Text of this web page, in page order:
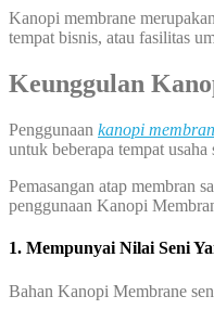
Kanopi membrane
tempat bisnis, atau fasilitas
Keunggulan
Penggunaan kanopi
untuk beberapa tempat
Pemasangan atap membran
penggunaan Kanopi
1. Mempunyai Nilai Seni
Bahan Kanopi Membrane